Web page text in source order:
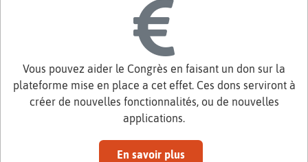
Vous pouvez aider le Congrès en faisant un don sur la
plateforme mise en place a cet effet. Ces dons serviront à
créer de nouvelles fonctionnalités, ou de nouvelles
applications.
En savoir plus